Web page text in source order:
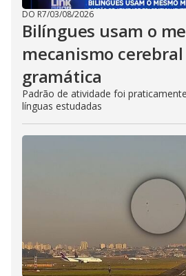
DO R7/03/08/2026
Bilíngues usam o
mecanismo
gramática
Padrão de atividade foi
línguas estudadas